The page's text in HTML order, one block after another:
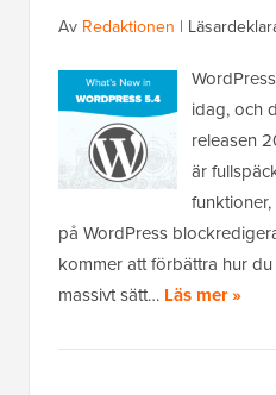
Av Redaktionen |
idag, och
releasen
är
på WordPress
kommer att förbättra hur
massivt sätt… Läs mer »